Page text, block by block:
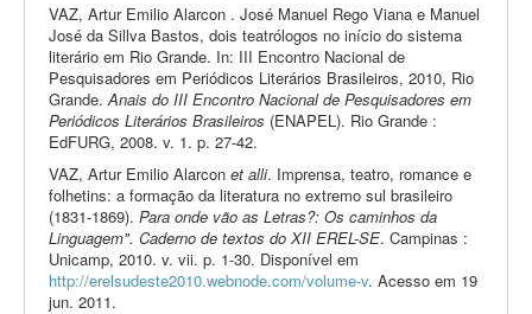
VAZ, Artur Emilio Alarcon . José Manuel Rego Viana e Manuel
José da Sillva Bastos, dois teatrólogos no início do sistema
literário em Rio Grande. In: III Encontro Nacional de
Pesquisadores em Periódicos Literários Brasileiros, 2010, Rio
Grande. Anais do III Encontro Nacional de Pesquisadores em
Periódicos Literários Brasileiros (ENAPEL). Rio Grande :
EdFURG, 2008. v. 1. p. 27-42.
VAZ, Artur Emilio Alarcon et alli. Imprensa, teatro, romance e
folhetins: a formação da literatura no extremo sul brasileiro
(1831-1869). Para onde vão as Letras?: Os caminhos da
Linguagem". Caderno de textos do XII EREL-SE. Campinas :
Unicamp, 2010. v. vii. p. 1-30. Disponível em
http://erelsudeste2010.webnode.com/volume-v. Acesso em 19
jun. 2011.